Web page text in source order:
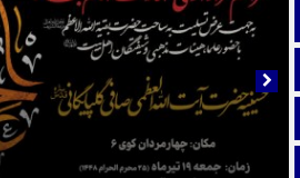
صفحه نخست
تماس با ما